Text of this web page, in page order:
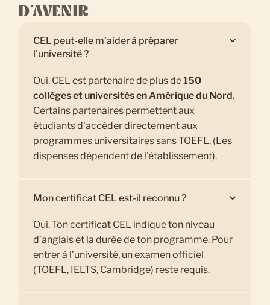
D'AVENIR
CEL peut-elle m’aider à préparer
l’université ?
Oui. CEL est partenaire de plus de150
collèges et universités en Amérique du Nord.
Certains partenaires permettent aux
étudiants d'accéder directement aux
programmes universitaires sans TOEFL. (Les
dispenses dépendent de l'établissement).
Mon certificat CEL est-il reconnu ?
Oui. Ton certificat CEL indique ton niveau
d’anglais et la durée de ton programme. Pour
entrer à l’université, un examen officiel
(TOEFL, IELTS, Cambridge) reste requis.